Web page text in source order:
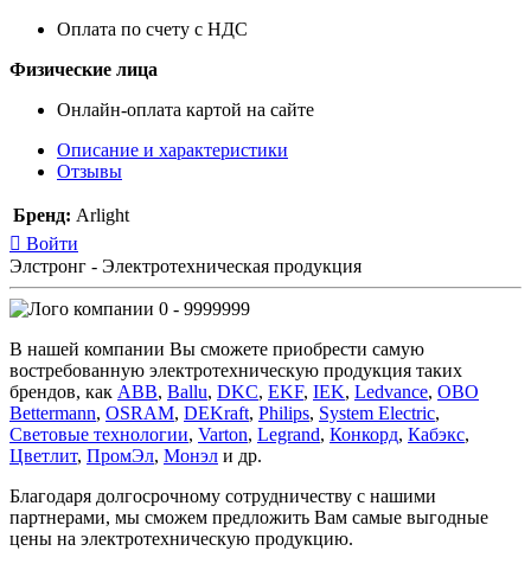
Оплата по счету с НДС
Физические лица
Онлайн-оплата картой на сайте
Описание и характеристики
Отзывы
Бренд: Arlight
Войти
Элстронг - Электротехническая продукция
0 - 9999999
В нашей компании Вы сможете приобрести самую
востребованную электротехническую продукция таких
брендов, как ABB, Ballu, DKC, EKF, IEK, Ledvance, OBO
Bettermann, OSRAM, DEKraft, Philips, System Electric,
Световые технологии, Varton, Legrand, Конкорд, Кабэкс,
Цветлит, ПромЭл, Монэл и др.
Благодаря долгосрочному сотрудничеству с нашими
партнерами, мы сможем предложить Вам самые выгодные
цены на электротехническую продукцию.